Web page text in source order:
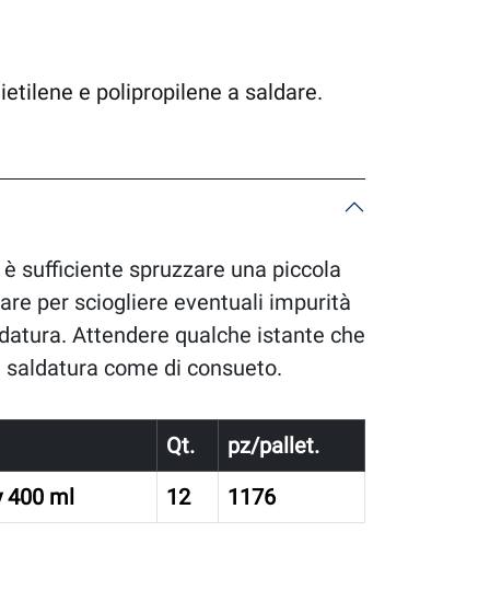
e polipropilene a saldare.
sufficiente spruzzare una piccola
per sciogliere eventuali impurità
Attendere qualche istante che
come di consueto.
Qt.
pz/pallet.
400 ml
12 1176